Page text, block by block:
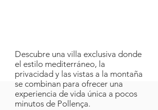
Descubre una villa exclusiva donde
el estilo mediterráneo, la
privacidad y las vistas a la montaña
se combinan para ofrecer una
experiencia de vida única a pocos
minutos de Pollença.